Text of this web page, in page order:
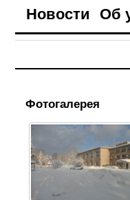
Новости Об
Фотогалерея